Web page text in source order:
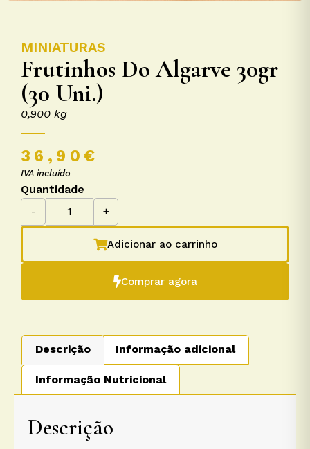
MINIATURAS
Frutinhos Do Algarve 30gr
(30 Uni.)
0,900 kg
36,90 €
IVA incluído
Quantidade
-
+
Adicionar ao carrinho
Comprar agora
Descrição Informação adicional
Informação Nutricional
Descrição